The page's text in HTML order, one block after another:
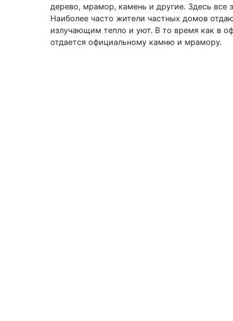
дерево, мрамор, камень и другие. Здесь
Наиболее часто жители частных домов
излучающим тепло и уют. В то время как в
отдается официальному камню и мрамору.